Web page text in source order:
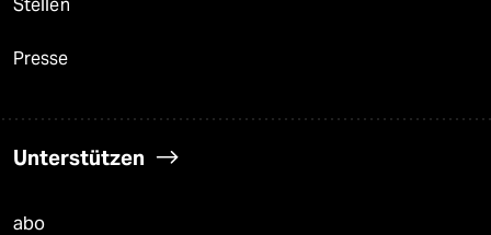
Stellen
Presse
Unterstützen
abo